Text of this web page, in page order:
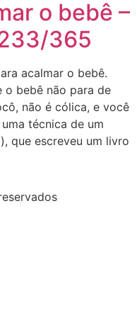
o bebê –
365
acalmar o bebê.
o bebê não para de
não é cólica, e você
técnica de um
que escreveu um livro